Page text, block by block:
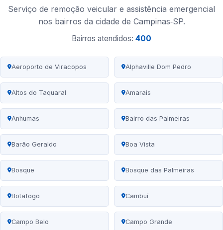
Serviço de remoção veicular e assistência emergencial
nos bairros da cidade de Campinas‑SP.
Bairros atendidos: 400
Aeroporto de Viracopos Alphaville Dom Pedro
Altos do Taquaral Amarais
Anhumas Bairro das Palmeiras
Barão Geraldo Boa Vista
Bosque Bosque das Palmeiras
Botafogo Cambuí
Campo Belo Campo Grande